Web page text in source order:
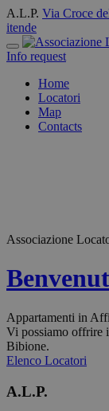
A.L.P. Via Croce
itende
Info request
Home
Locatori
Map
Contacts
Associazione
Appartamenti in
Vi possiamo offrire
Bibione.
Elenco Locatori
A.L.P.